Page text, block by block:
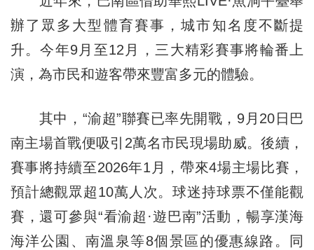
辦了眾多大型體育賽事，城市知名度不斷提
升。今年9月至12月，三大精彩賽事將輪番上
演，為市民和遊客帶來豐富多元的體驗。
其中，“渝超”聯賽已率先開戰，9月20日巴
南主場首戰便吸引2萬名市民現場助威。後續，
賽事將持續至2026年1月，帶來4場主場比賽，
預計總觀眾超10萬人次。球迷持球票不僅能觀
賽，還可參與“看渝超·遊巴南”活動，暢享漢海
海洋公園、南溫泉等8個景區的優惠線路。同